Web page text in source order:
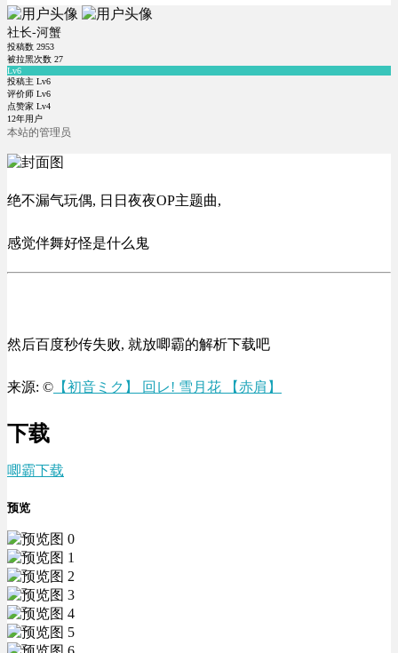
社长-河蟹
投稿数 2953
被拉黑次数 27
Lv6
投稿主 Lv6
评价师 Lv6
点赞家 Lv4
12年用户
本站的管理员
绝不漏气玩偶, 日日夜夜OP主题曲,
感觉伴舞好怪是什么鬼
然后百度秒传失败, 就放唧霸的解析下载吧
来源: © 【初音ミク】 回レ! 雪月花 【赤肩】
下载
唧霸下载
预览